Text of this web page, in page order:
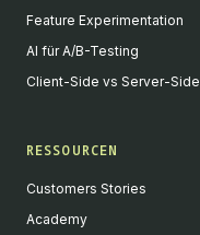
Feature Experimentation
AI für A/B-Testing
Client-Side vs Server-Side
RESSOURCEN
Customers Stories
Academy